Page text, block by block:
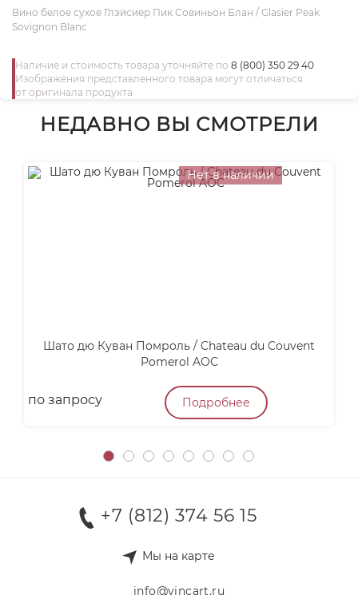
Вино белое сухое Глэйсиер Пик Совиньон Блан / Glasier Peak
Sovignon Blanc
Наличие и стоимость товара уточняйте по 8 (800) 350 29 40
Изображения представленного товара могут отличаться
от оригинала продукта
НЕДАВНО ВЫ СМОТРЕЛИ
Нет в наличии
Шато дю Куван Помроль / Chateau du Couvent
Pomerol AOC
по запросу Подробнее
+7 (812) 374 56 15
Мы на карте
info@vincart.ru